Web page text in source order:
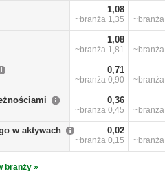
1,08
~branża 1,35 ~branża
1,08
~branża 1,81 ~branża
0,71
~branża 0,90 ~branża
0,36
~branża 0,45 ~branża
w aktywach 0,02
~branża 0,15 ~branża
branży »